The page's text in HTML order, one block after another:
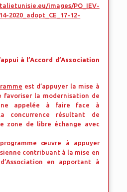
images/PO_IEV-
2020_adopt_CE_17-12-
à l’Accord d’Association
est d’appuyer la mise à
favoriser la modernisation de
appelée à faire face à
concurrence résultant de
zone de libre échange avec
œuvre à appuyer
contribuant à la mise en
en apportant à